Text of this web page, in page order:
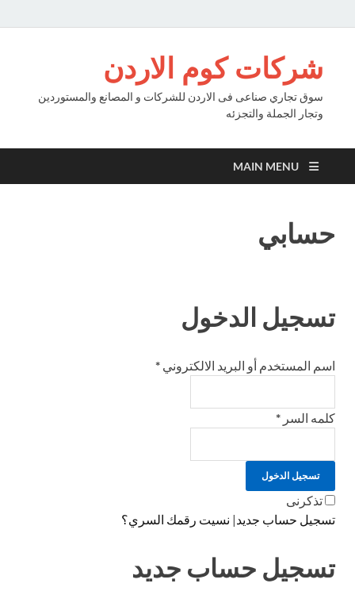
شركات كوم الاردن
سوق تجاري صناعى فى الاردن للشركات و المصانع والمستوردين
وتجار الجملة والتجزئه
MAIN MENU
حسابي
تسجيل الدخول
اسم المستخدم أو البريد الالكتروني *
كلمه السر *
تسجيل الدخول
تذكرنى
تسجيل حساب جديد | نسيت رقمك السري؟
تسجيل حساب جديد